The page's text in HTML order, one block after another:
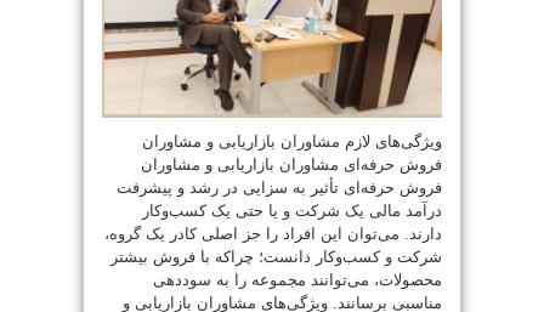
ویژگی‌های لازم مشاوران بازاریابی و مشاوران
فروش حرفه‌ای مشاوران بازاریابی و مشاوران
فروش حرفه‌ای تأثیر به سزایی در رشد و پیشرفت
درآمد مالی یک شرکت و یا حتی یک کسب‌وکار
دارند. می‌توان این افراد را جز اصلی کادر یک گروه،
شرکت و کسب‌وکار دانست؛ چراکه با فروش بیشتر
محصولات، می‌توانند مجموعه را به سوددهی
مناسبی برسانند. ویژگی‌های مشاوران بازاریابی و